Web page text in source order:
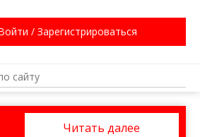
/ Зарегистрироваться
Читать далее